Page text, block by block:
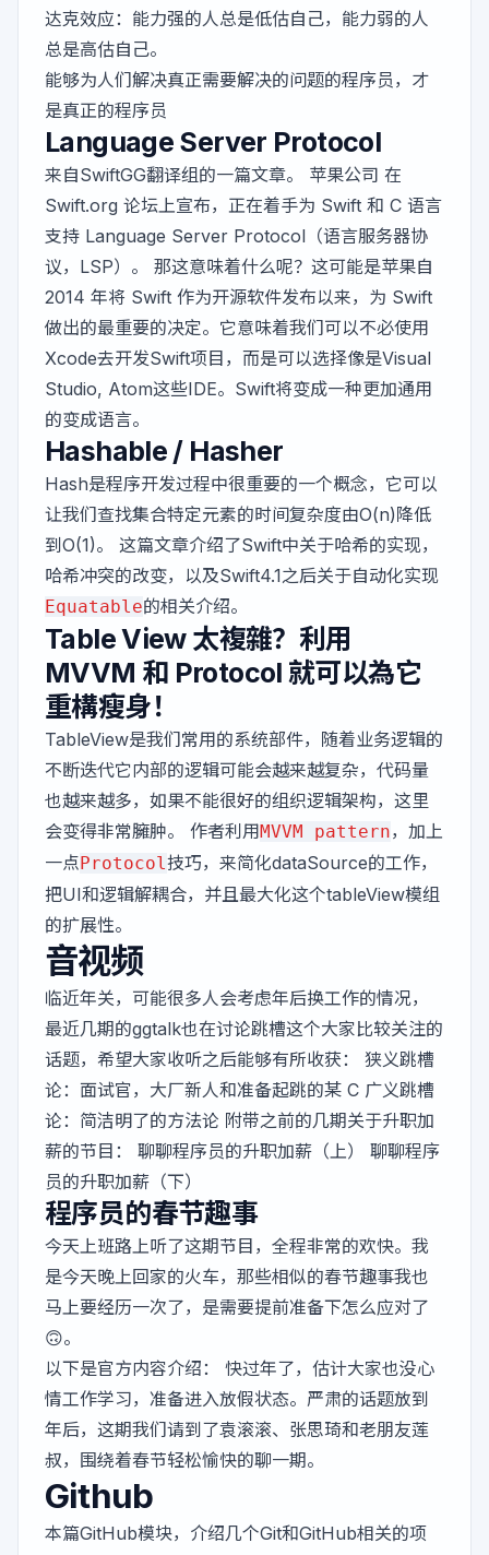
达克效应：能力强的人总是低估自己，能力弱的人
总是高估自己。
能够为人们解决真正需要解决的问题的程序员，才
是真正的程序员
Language Server Protocol
来自SwiftGG翻译组的一篇文章。 苹果公司 在
Swift.org 论坛上宣布，正在着手为 Swift 和 C 语言
支持 Language Server Protocol （语言服务器协
议，LSP）。 那这意味着什么呢？这可能是苹果自
2014 年将 Swift 作为开源软件发布以来，为 Swift
做出的最重要的决定。它意味着我们可以不必使用
Xcode去开发Swift项目，而是可以选择像是Visual
Studio, Atom这些IDE。Swift将变成一种更加通用
的变成语言。
Hashable / Hasher
Hash是程序开发过程中很重要的一个概念，它可以
让我们查找集合特定元素的时间复杂度由O(n)降低
到O(1)。 这篇文章介绍了Swift中关于哈希的实现，
哈希冲突的改变，以及Swift4.1之后关于自动化实现
Equatable的相关介绍。
Table View 太複雜？利用
MVVM 和 Protocol 就可以為它
重構瘦身！
TableView是我们常用的系统部件，随着业务逻辑的
不断迭代它内部的逻辑可能会越来越复杂，代码量
也越来越多，如果不能很好的组织逻辑架构，这里
会变得非常臃肿。 作者利用MVVM pattern，加上
一点Protocol技巧，来简化dataSource的工作，
把UI和逻辑解耦合，并且最大化这个tableView模组
的扩展性。
音视频
临近年关，可能很多人会考虑年后换工作的情况，
最近几期的ggtalk也在讨论跳槽这个大家比较关注的
话题，希望大家收听之后能够有所收获： 狭义跳槽
论：面试官，大厂新人和准备起跳的某 C 广义跳槽
论：简洁明了的方法论 附带之前的几期关于升职加
薪的节目： 聊聊程序员的升职加薪（上）
聊聊程序
员的升职加薪（下）
程序员的春节趣事
今天上班路上听了这期节目，全程非常的欢快。我
是今天晚上回家的火车，那些相似的春节趣事我也
马上要经历一次了，是需要提前准备下怎么应对了
🙃。
以下是官方内容介绍： 快过年了，估计大家也没心
情工作学习，准备进入放假状态。严肃的话题放到
年后，这期我们请到了袁滚滚、张思琦和老朋友莲
叔，围绕着春节轻松愉快的聊一期。
Github
本篇GitHub模块，介绍几个Git和GitHub相关的项